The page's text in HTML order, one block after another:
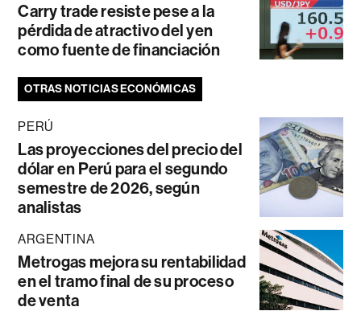
Carry trade resiste pese a la
pérdida de atractivo del yen
como fuente de financiación
OTRAS NOTICIAS ECONÓMICAS
PERÚ
Las proyecciones del precio del
dólar en Perú para el segundo
semestre de 2026, según
analistas
ARGENTINA
Metrogas mejora su rentabilidad
en el tramo final de su proceso
de venta